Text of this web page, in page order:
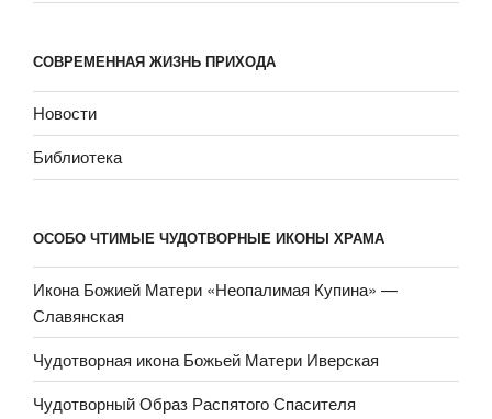
СОВРЕМЕННАЯ ЖИЗНЬ ПРИХОДА
Новости
Библиотека
ОСОБО ЧТИМЫЕ ЧУДОТВОРНЫЕ ИКОНЫ ХРАМА
Икона Божией Матери «Неопали­мая Купина» —
Славянская
Чудотворная икона Божьей Матери Иверская
Чудотворный Образ Распятого Спасителя